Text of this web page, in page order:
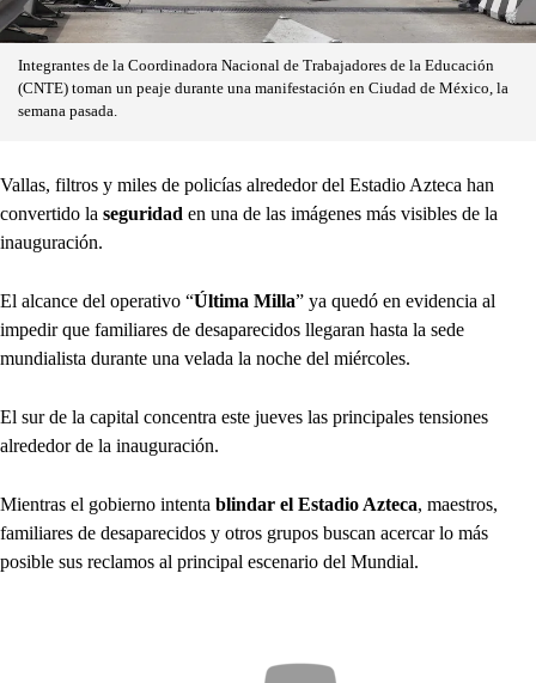
Integrantes de la Coordinadora Nacional de Trabajadores de la Educación
(CNTE) toman un peaje durante una manifestación en Ciudad de México, la
semana pasada.
Vallas, filtros y miles de policías alrededor del Estadio Azteca han
convertido la seguridad en una de las imágenes más visibles de la
inauguración.
El alcance del operativo “Última Milla” ya quedó en evidencia al
impedir que familiares de desaparecidos llegaran hasta la sede
mundialista durante una velada la noche del miércoles.
El sur de la capital concentra este jueves las principales tensiones
alrededor de la inauguración.
Mientras el gobierno intenta blindar el Estadio Azteca, maestros,
familiares de desaparecidos y otros grupos buscan acercar lo más
posible sus reclamos al principal escenario del Mundial.